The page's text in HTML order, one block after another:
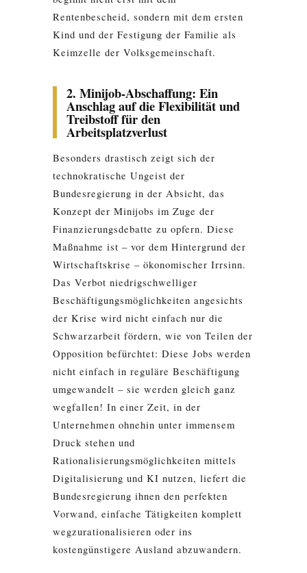
Rentenbescheid, sondern mit dem ersten
Kind und der Festigung der Familie als
Keimzelle der Volksgemeinschaft.
2. Minijob-Abschaffung: Ein
Anschlag auf die Flexibilität und
Treibstoff für den
Arbeitsplatzverlust
Besonders drastisch zeigt sich der
technokratische Ungeist der
Bundesregierung in der Absicht, das
Konzept der Minijobs im Zuge der
Finanzierungsdebatte zu opfern. Diese
Maßnahme ist – vor dem Hintergrund der
Wirtschaftskrise – ökonomischer Irrsinn.
Das Verbot niedrigschwelliger
Beschäftigungsmöglichkeiten angesichts
der Krise wird nicht einfach nur die
Schwarzarbeit fördern, wie von Teilen der
Opposition befürchtet: Diese Jobs werden
nicht einfach in reguläre Beschäftigung
umgewandelt – sie werden gleich ganz
wegfallen! In einer Zeit, in der
Unternehmen ohnehin unter immensem
Druck stehen und
Rationalisierungsmöglichkeiten mittels
Digitalisierung und KI nutzen, liefert die
Bundesregierung ihnen den perfekten
Vorwand, einfache Tätigkeiten komplett
wegzurationalisieren oder ins
kostengünstigere Ausland abzuwandern.